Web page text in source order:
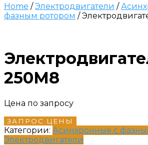
Home /Электродвигатели /
фазным ротором /
250М8
Цена по запросу
ЗАПРОС ЦЕНЫ
Категории: Асинхронные с
Электродвигатели